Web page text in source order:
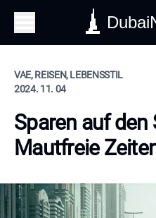
VAE, REISEN, LEBENSSTIL
2024. 11. 04
Sparen auf den
Mautfreie